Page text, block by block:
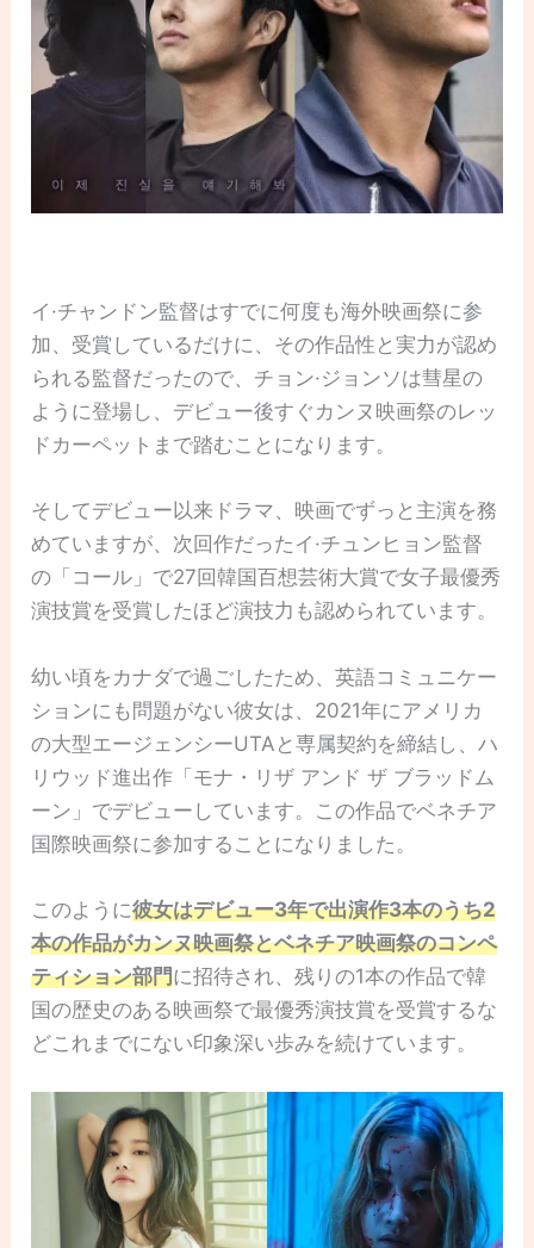
イ·チャンドン監督はすでに何度も海外映画祭に参
加、受賞しているだけに、その作品性と実力が認め
られる監督だったので、チョン·ジョンソは彗星の
ように登場し、デビュー後すぐカンヌ映画祭のレッ
ドカーペットまで踏むことになります。
そしてデビュー以来ドラマ、映画でずっと主演を務
めていますが、次回作だったイ·チュンヒョン監督
の「コール」で27回韓国百想芸術大賞で女子最優秀
演技賞を受賞したほど演技力も認められています。
幼い頃をカナダで過ごしたため、英語コミュニケー
ションにも問題がない彼女は、2021年にアメリカ
の大型エージェンシーUTAと専属契約を締結し、ハ
リウッド進出作「モナ・リザ アンド ザ ブラッドム
ーン」でデビューしています。この作品でベネチア
国際映画祭に参加することになりました。
このように彼女はデビュー3年で出演作3本のうち2
本の作品がカンヌ映画祭とベネチア映画祭のコンペ
ティション部門に招待され、残りの1本の作品で韓
国の歴史のある映画祭で最優秀演技賞を受賞するな
どこれまでにない印象深い歩みを続けています。